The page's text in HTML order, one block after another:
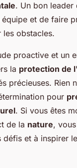
. Un bon
et de faire
les obstacles.
proactive et un
la protection de
précieuses. Rien
pour
. Si vous êtes
de la nature,
défis et à inspirer